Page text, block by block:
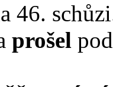
46.
prošel